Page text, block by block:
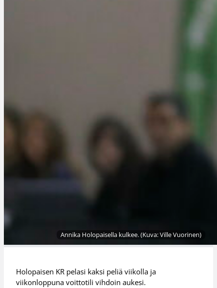
Annika Holopaisella kulkee. (Kuva: Ville Vuorinen)
Holopaisen KR pelasi kaksi peliä viikolla ja
viikonloppuna voittotili vihdoin aukesi.